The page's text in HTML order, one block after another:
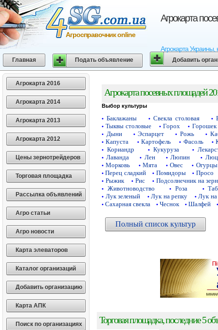
Агрокарта
Агрокарта
Агросправочник online
Главная Подать объявление Добавить
Агрокарта 2016
Агрокарта 2014
Агрокарта 2013
Агрокарта 2012
Цены зернотрейдеров
Торговая площадка
Рассылка объявлений
Агро статьи
Агро новости
Карта элеваторов
Каталог организаций
Добавить организацию
Карта АПК
Поиск по организациях
Агрокарта посевных площадей
Выбор культуры
• Баклажаны • Свекла столовая •
• Тыквы столовые • Горох • Горошек
• Дыни • Эспарцет • Рожь •
• Капуста • Картофель • Фасоль •
• Кориандр • Кукуруза •
• Лаванда • Лен • Люпин •
• Морковь • Мята • Овес • Огурцы
• Перец сладкий • Помидоры • Просо
• Рыжик • Рис • Подсолнечник на
• Животноводство • Роза •
• Лук зеленый • Лук на репку • Лук на
• Сахарная свекла • Чеснок • Шалфей •
Полный список культур
Торговая площадка, последние 5